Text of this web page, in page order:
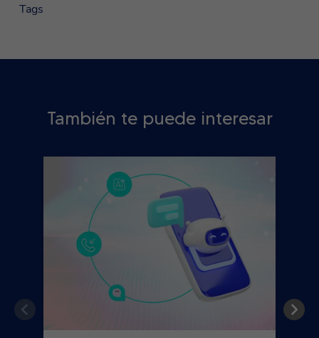
Tags
También te puede interesar